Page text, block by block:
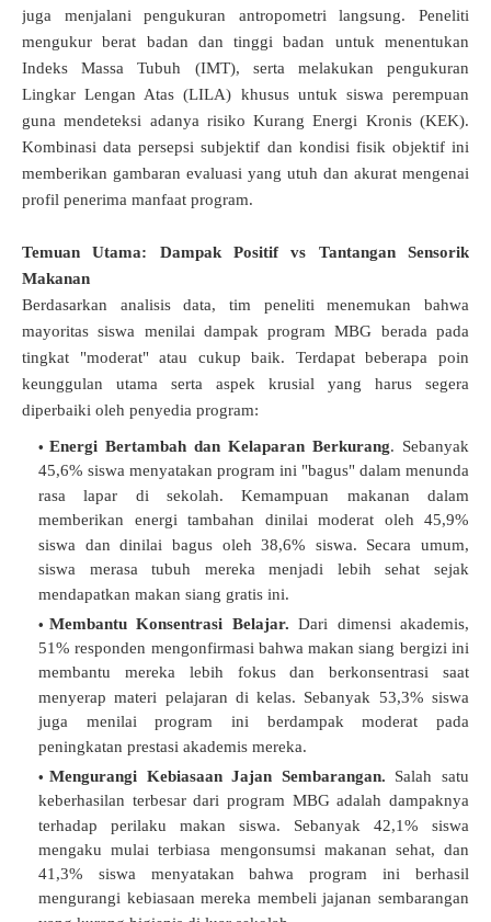
juga menjalani pengukuran antropometri langsung.Peneliti
mengukur berat badan dan tinggi badan untuk menentukan
Indeks Massa Tubuh (IMT), serta melakukan pengukuran
Lingkar Lengan Atas (LILA) khusus untuk siswa perempuan
guna mendeteksi adanya risiko Kurang Energi Kronis (KEK).
Kombinasi data persepsi subjektif dan kondisi fisik objektif ini
memberikan gambaran evaluasi yang utuh dan akurat mengenai
profil penerima manfaat program.
Temuan Utama: Dampak Positif vs Tantangan Sensorik
Makanan
Berdasarkan analisis data, tim peneliti menemukan bahwa
mayoritas siswa menilai dampak program MBG berada pada
tingkat "moderat" atau cukup baik. Terdapat beberapa poin
keunggulan utama serta aspek krusial yang harus segera
diperbaiki oleh penyedia program:
Energi Bertambah dan Kelaparan Berkurang. Sebanyak
45,6% siswa menyatakan program ini "bagus" dalam menunda
rasa lapar di sekolah.Kemampuan makanan dalam
memberikan energi tambahan dinilai moderat oleh 45,9%
siswa dan dinilai bagus oleh 38,6% siswa. Secara umum,
siswa merasa tubuh mereka menjadi lebih sehat sejak
mendapatkan makan siang gratis ini.
Membantu Konsentrasi Belajar. Dari dimensi akademis,
51% responden mengonfirmasi bahwa makan siang bergizi ini
membantu mereka lebih fokus dan berkonsentrasi saat
menyerap materi pelajaran di kelas. Sebanyak 53,3% siswa
juga menilai program ini berdampak moderat pada
peningkatan prestasi akademis mereka.
Mengurangi Kebiasaan Jajan Sembarangan.
Salah satu
keberhasilan terbesar dari program MBG adalah dampaknya
terhadap perilaku makan siswa. Sebanyak 42,1% siswa
mengaku mulai terbiasa mengonsumsi makanan sehat, dan
41,3% siswa menyatakan bahwa program ini berhasil
mengurangi kebiasaan mereka membeli jajanan sembarangan